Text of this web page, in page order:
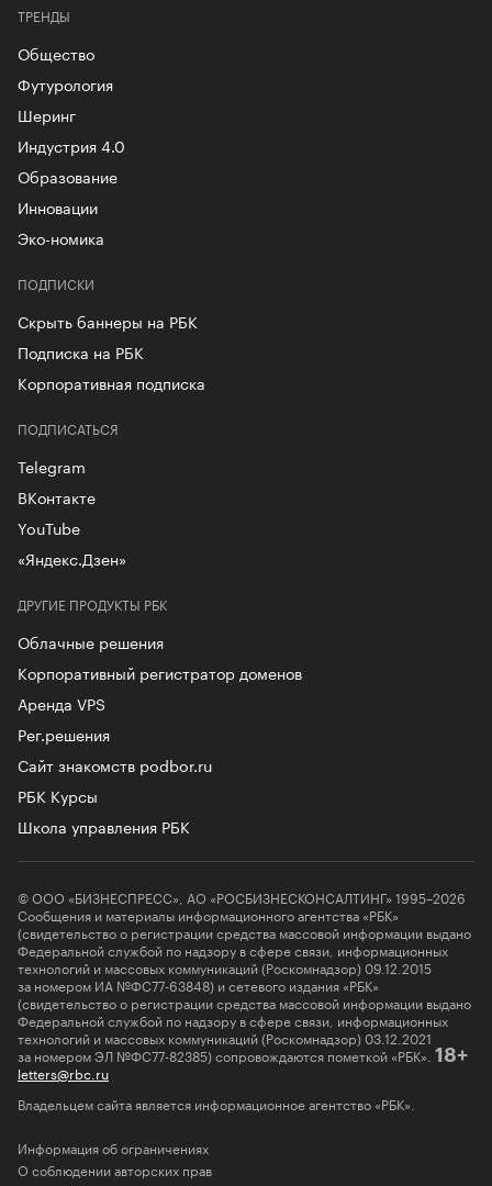
ТРЕНДЫ
Общество
Футурология
Шеринг
Индустрия 4.0
Образование
Инновации
Эко-номика
ПОДПИСКИ
Скрыть баннеры на РБК
Подписка на РБК
Корпоративная подписка
ДРУГИЕ ПРОДУКТЫ РБК
Облачные решения
Корпоративный регистратор доменов
Аренда VPS
Рег.решения
Сайт знакомств podbor.ru
РБК Курсы
Школа управления РБК
ПОДПИСАТЬСЯ
Telegram
ВКонтакте
YouTube
«Яндекс.Дзен»
© ООО «БИЗНЕСПРЕСС», АО «РОСБИЗНЕСКОНСАЛТИНГ» 1995–2026
Сообщения и материалы информационного агентства «РБК»
(свидетельство о регистрации средства массовой информации выдано
Федеральной службой по надзору в сфере связи, информационных
технологий и массовых коммуникаций (Роскомнадзор) 09.12.2015
за номером ИА №ФС77-63848) и сетевого издания «РБК»
(свидетельство о регистрации средства массовой информации выдано
Федеральной службой по надзору в сфере связи, информационных
технологий и массовых коммуникаций (Роскомнадзор) 03.12.2021
за номером ЭЛ №ФС77-82385) сопровождаются пометкой «РБК». 18+
letters@rbc.ru
Владельцем сайта является информационное агентство «РБК».
Информация об ограничениях
О соблюдении авторских прав